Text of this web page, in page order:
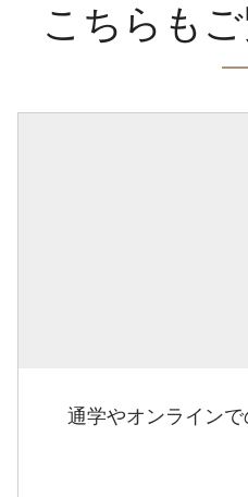
こちらも
通学やオンライン